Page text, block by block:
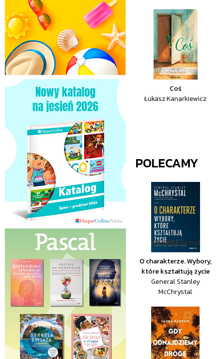
Coś
Łukasz Kanarkiewicz
POLECAMY
O charakterze. Wybory,
które kształtują życie
General Stanley
McChrystal